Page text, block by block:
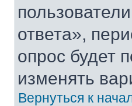
ответа»,
опрос будет
изменять
Вернуться к